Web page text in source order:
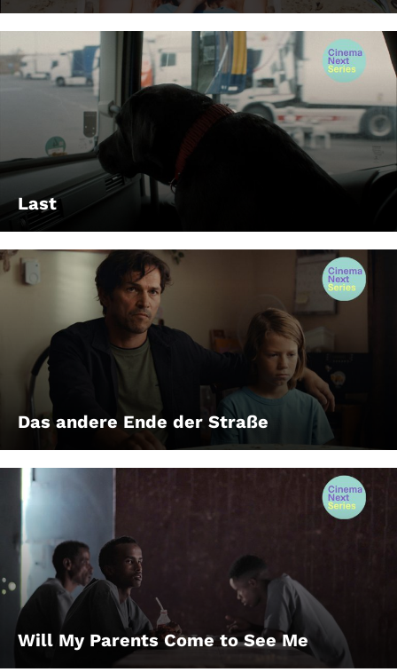
Last
Das andere Ende der Straße
Will My Parents Come to See Me